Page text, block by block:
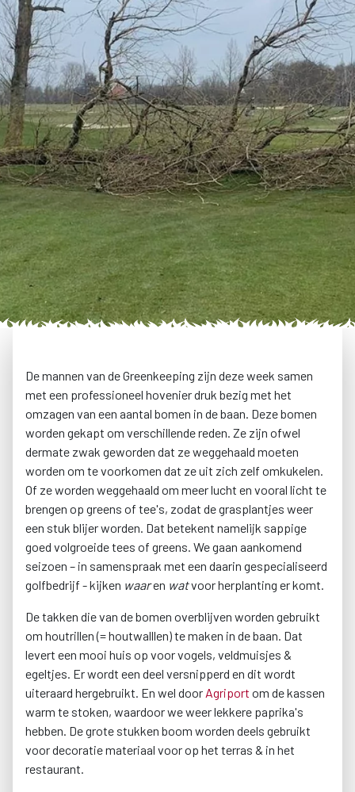
De mannen van de Greenkeeping zijn deze week samen
met een professioneel hovenier druk bezig met het
omzagen van een aantal bomen in de baan. Deze bomen
worden gekapt om verschillende reden. Ze zijn ofwel
dermate zwak geworden dat ze weggehaald moeten
worden om te voorkomen dat ze uit zich zelf omkukelen.
Of ze worden weggehaald om meer lucht en vooral licht te
brengen op greens of tee's, zodat de grasplantjes weer
een stuk blijer worden. Dat betekent namelijk sappige
goed volgroeide tees of greens. We gaan aankomend
seizoen – in samenspraak met een daarin gespecialiseerd
golfbedrijf - kijken waaren watvoor herplanting er komt.
De takken die van de bomen overblijven worden gebruikt
om houtrillen (= houtwalllen) te maken in de baan. Dat
levert een mooi huis op voor vogels, veldmuisjes &
egeltjes. Er wordt een deel versnipperd en dit wordt
uiteraard hergebruikt. En wel door Agriport om de kassen
warm te stoken, waardoor we weer lekkere paprika's
hebben. De grote stukken boom worden deels gebruikt
voor decoratie materiaal voor op het terras & in het
restaurant.